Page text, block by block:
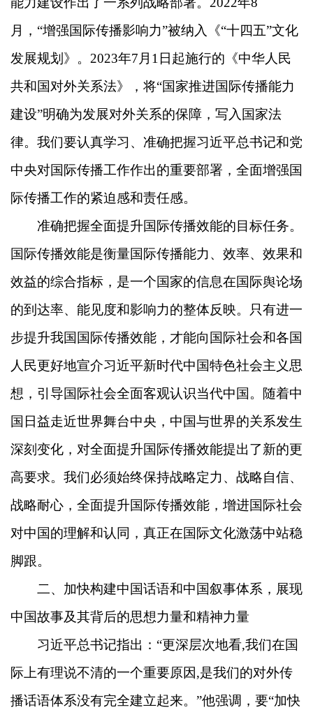
月，“增强国际传播影响力”被纳入《“十四五”文化
发展规划》。2023年7月1日起施行的《中华人民
共和国对外关系法》，将“国家推进国际传播能力
建设”明确为发展对外关系的保障，写入国家法
律。我们要认真学习、准确把握习近平总书记和党
中央对国际传播工作作出的重要部署，全面增强国
际传播工作的紧迫感和责任感。
准确把握全面提升国际传播效能的目标任务。
国际传播效能是衡量国际传播能力、效率、效果和
效益的综合指标，是一个国家的信息在国际舆论场
的到达率、能见度和影响力的整体反映。只有进一
步提升我国国际传播效能，才能向国际社会和各国
人民更好地宣介习近平新时代中国特色社会主义思
想，引导国际社会全面客观认识当代中国。随着中
国日益走近世界舞台中央，中国与世界的关系发生
深刻变化，对全面提升国际传播效能提出了新的更
高要求。我们必须始终保持战略定力、战略自信、
战略耐心，全面提升国际传播效能，增进国际社会
对中国的理解和认同，真正在国际文化激荡中站稳
脚跟。
二、加快构建中国话语和中国叙事体系，展现
中国故事及其背后的思想力量和精神力量
习近平总书记指出：“更深层次地看,我们在国
际上有理说不清的一个重要原因,是我们的对外传
播话语体系没有完全建立起来。”他强调，要“加快